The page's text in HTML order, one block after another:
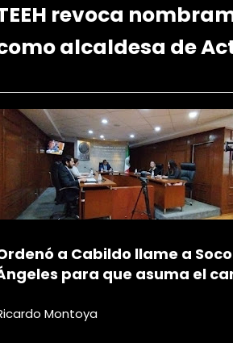
revoca
alcaldesa de
a Cabildo llame a
para que asuma el
Montoya